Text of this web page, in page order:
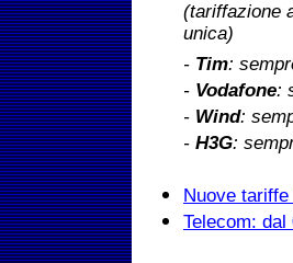
(tariffazione
unica)
- Tim:
- Vodafone:
- Wind:
- H3G:
Nuove
Telecom: